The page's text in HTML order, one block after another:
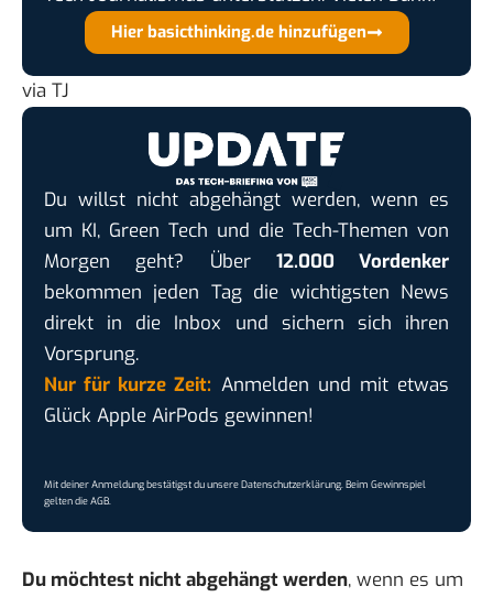
Hier basicthinking.de hinzufügen
via TJ
Du willst nicht abgehängt werden, wenn es
um KI, Green Tech und die Tech-Themen von
Morgen geht? Über 12.000 Vordenker
bekommen jeden Tag die wichtigsten News
direkt in die Inbox und sichern sich ihren
Vorsprung.
Nur für kurze Zeit: Anmelden und mit etwas
Glück Apple AirPods gewinnen!
Mit deiner Anmeldung bestätigst du unsereDatenschutzerklärung. Beim Gewinnspiel
gelten dieAGB.
Du möchtest nicht abgehängt werden, wenn es um